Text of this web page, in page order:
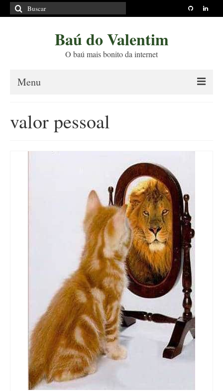
Buscar
por:
Baú do Valentim
O baú mais bonito da internet
Menu
Princípios Editoriais
Políticas e Termos
valor pessoal